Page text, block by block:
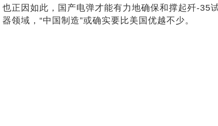
也正因如此，国产电弹才能有力地确保和撑起歼-35
器领域，“中国制造”或确实要比美国优越不少。